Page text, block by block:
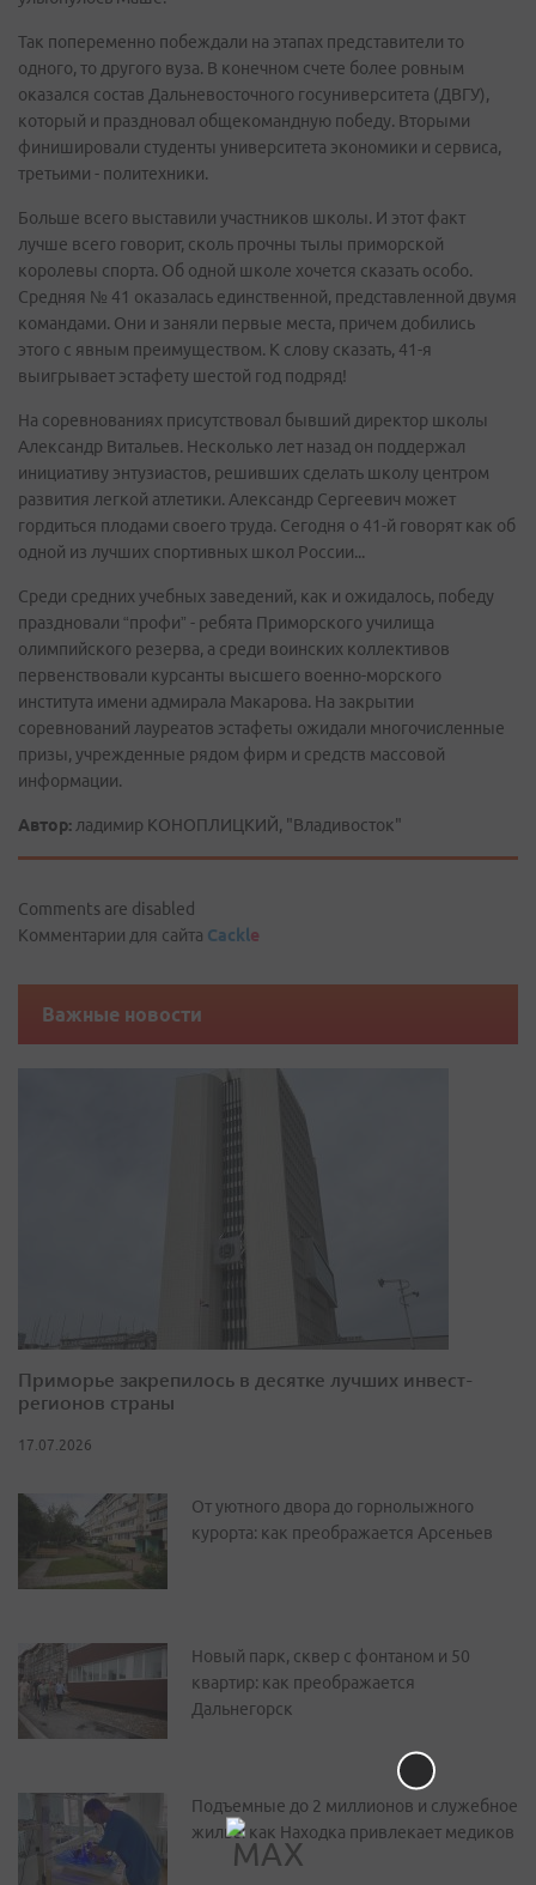
Так попеременно побеждали на этапах представители то
одного, то другого вуза. В конечном счете более ровным
оказался состав Дальневосточного госуниверситета (ДВГУ),
который и праздновал общекомандную победу. Вторыми
финишировали студенты университета экономики и сервиса,
третьими - политехники.
Больше всего выставили участников школы. И этот факт
лучше всего говорит, сколь прочны тылы приморской
королевы спорта. Об одной школе хочется сказать особо.
Средняя № 41 оказалась единственной, представленной двумя
командами. Они и заняли первые места, причем добились
этого с явным преимуществом. К слову сказать, 41-я
выигрывает эстафету шестой год подряд!
На соревнованиях присутствовал бывший директор школы
Александр Витальев. Несколько лет назад он поддержал
инициативу энтузиастов, решивших сделать школу центром
развития легкой атлетики. Александр Сергеевич может
гордиться плодами своего труда. Сегодня о 41-й говорят как об
одной из лучших спортивных школ России...
Среди средних учебных заведений, как и ожидалось, победу
праздновали “профи” - ребята Приморского училища
олимпийского резерва, а среди воинских коллективов
первенствовали курсанты высшего военно-морского
института имени адмирала Макарова. На закрытии
соревнований лауреатов эстафеты ожидали многочисленные
призы, учрежденные рядом фирм и средств массовой
информации.
Автор: ладимир КОНОПЛИЦКИЙ, "Владивосток"
Comments are disabled
Комментарии для сайта Cackle
Важные новости
Приморье закрепилось в десятке лучших инвест-
регионов страны
17.07.2026
От уютного двора до горнолыжного
курорта: как преображается Арсеньев
Новый парк, сквер с фонтаном и 50
квартир: как преображается
Дальнегорск
Подъемные до 2 миллионов и служебное
жилье: как Находка привлекает медиков